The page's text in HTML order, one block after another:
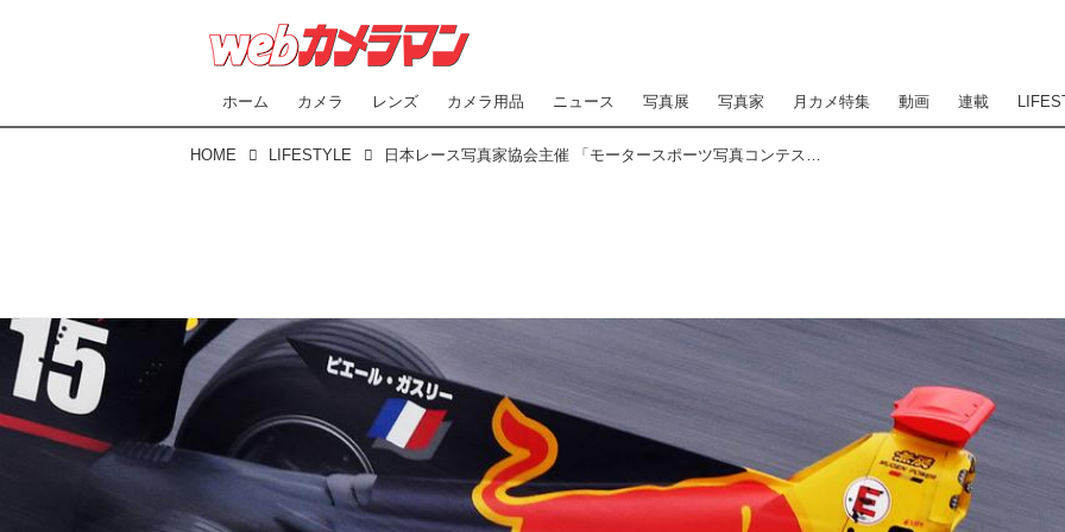
ホーム カメラ レンズ カメラ用品 ニュース 写真展 写真家 月カメ特集 動画 連載
HOME LIFESTYLE 日本レース写真家協会主催 「モータースポーツ写真コンテスト」